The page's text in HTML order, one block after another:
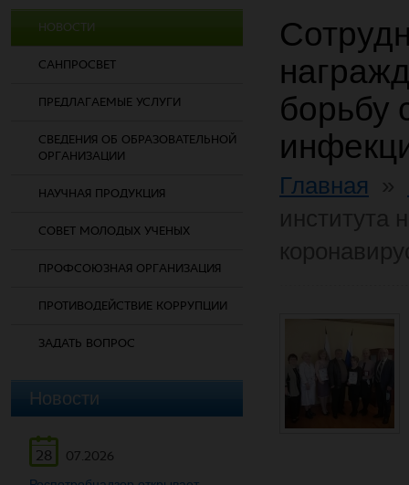
НОВОСТИ
САНПРОСВЕТ
ПРЕДЛАГАЕМЫЕ УСЛУГИ
СВЕДЕНИЯ ОБ ОБРАЗОВАТЕЛЬНОЙ
ОРГАНИЗАЦИИ
НАУЧНАЯ ПРОДУКЦИЯ
СОВЕТ МОЛОДЫХ УЧЕНЫХ
ПРОФСОЮЗНАЯ ОРГАНИЗАЦИЯ
ПРОТИВОДЕЙСТВИЕ КОРРУПЦИИ
ЗАДАТЬ ВОПРОС
Новости
28
07.2026
борьбу
Главная